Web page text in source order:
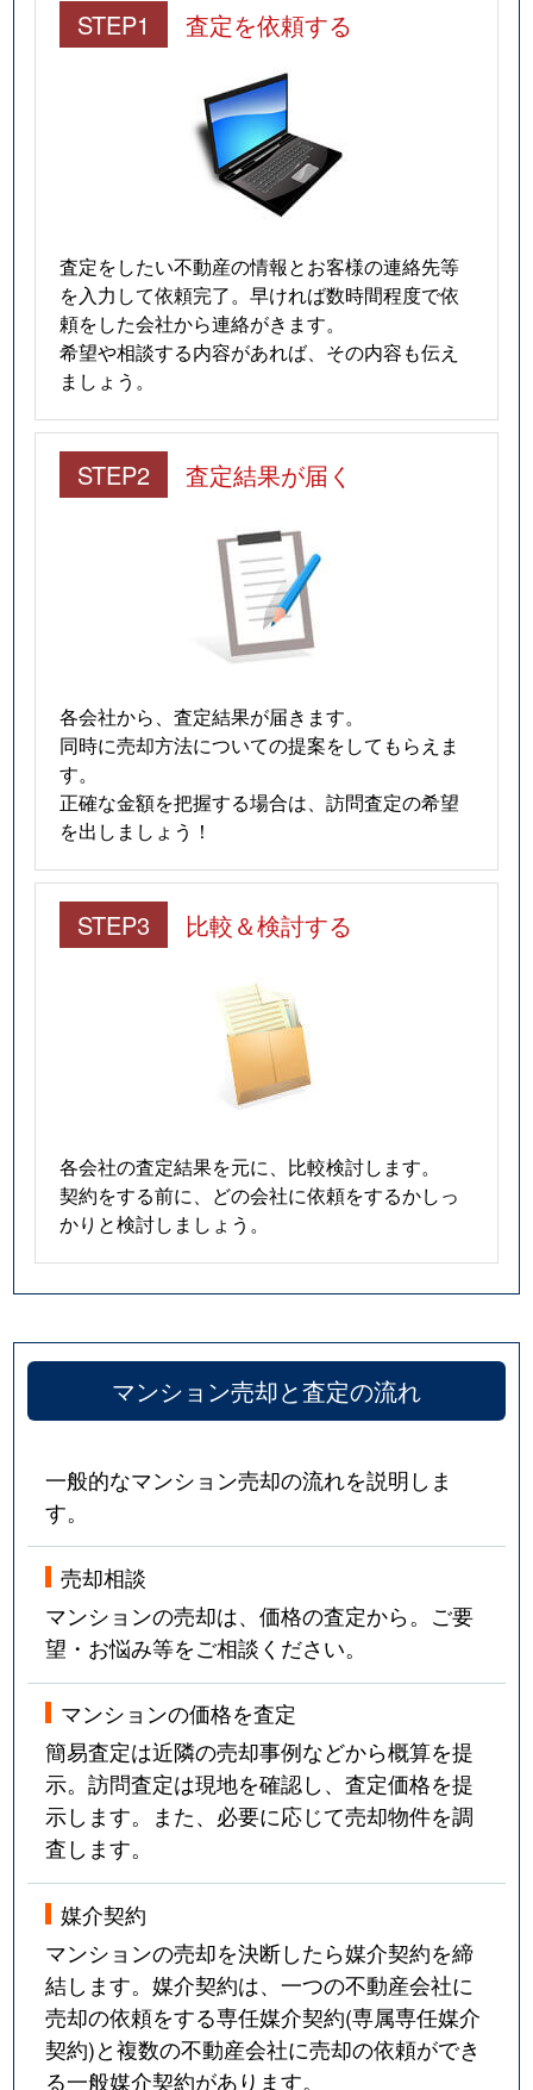
STEP1 査定を依頼する
査定をしたい不動産の情報とお客様の連絡先等
を入力して依頼完了。早ければ数時間程度で依
頼をした会社から連絡がきます。
希望や相談する内容があれば、その内容も伝え
ましょう。
STEP2 査定結果が届く
各会社から、査定結果が届きます。
同時に売却方法についての提案をしてもらえま
す。
正確な金額を把握する場合は、訪問査定の希望
を出しましょう！
STEP3 比較＆検討する
各会社の査定結果を元に、比較検討します。
契約をする前に、どの会社に依頼をするかしっ
かりと検討しましょう。
マンション売却と査定の流れ
一般的なマンション売却の流れを説明しま
す。
売却相談
マンションの売却は、価格の査定から。ご要
望・お悩み等をご相談ください。
マンションの価格を査定
簡易査定は近隣の売却事例などから概算を提
示。訪問査定は現地を確認し、査定価格を提
示します。また、必要に応じて売却物件を調
査します。
媒介契約
マンションの売却を決断したら媒介契約を締
結します。媒介契約は、一つの不動産会社に
売却の依頼をする専任媒介契約(専属専任媒介
契約)と複数の不動産会社に売却の依頼ができ
る一般媒介契約があります。